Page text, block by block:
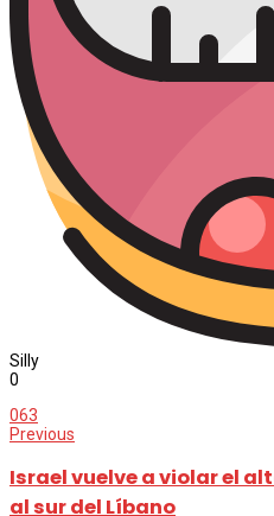
Silly
0
063
Previous
Israel vuelve a violar el
al sur del Líbano